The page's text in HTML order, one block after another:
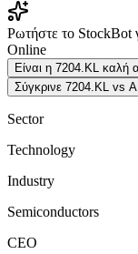
Ρωτήστε το StockBot
Online
Είναι η 7204.KL καλή
Σύγκρινε 7204.KL vs
Sector
Technology
Industry
Semiconductors
CEO